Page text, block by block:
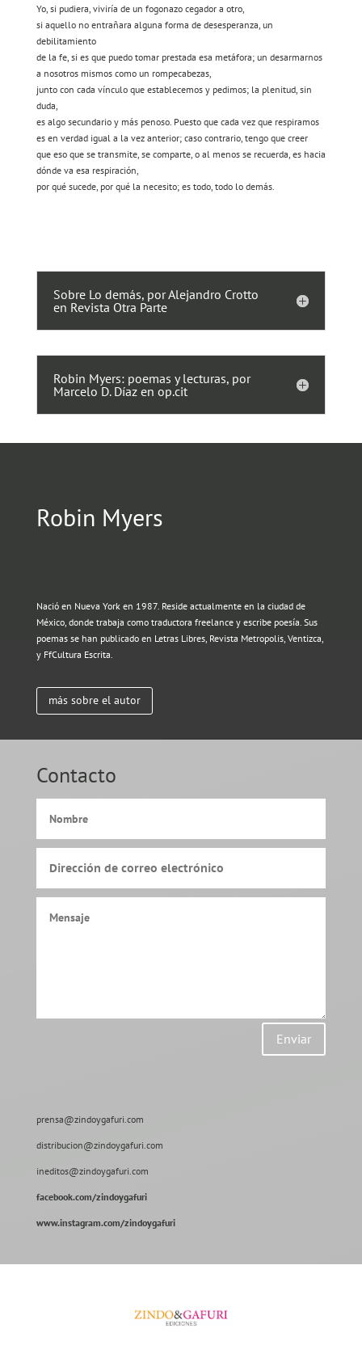
Yo, si pudiera, viviría de un fogonazo cegador a otro,
si aquello no entrañara alguna forma de desesperanza, un
debilitamiento
de la fe, si es que puedo tomar prestada esa metáfora; un desarmarnos
a nosotros mismos como un rompecabezas,
junto con cada vínculo que establecemos y pedimos; la plenitud, sin
duda,
es algo secundario y más penoso. Puesto que cada vez que respiramos
es en verdad igual a la vez anterior; caso contrario, tengo que creer
que eso que se transmite, se comparte, o al menos se recuerda, es hacia
dónde va esa respiración,
por qué sucede, por qué la necesito; es todo, todo lo demás.
Sobre Lo demás, por Alejandro Crotto
en Revista Otra Parte
Robin Myers: poemas y lecturas, por
Marcelo D. Díaz en op.cit
Robin Myers
Nació en Nueva York en 1987. Reside actualmente en la ciudad de
México, donde trabaja como traductora freelance y escribe poesía. Sus
poemas se han publicado en Letras Libres, Revista Metropolis, Ventizca,
y FfCultura Escrita.
más sobre el autor
Contacto
Enviar
prensa@zindoygafuri.com
distribucion@zindoygafuri.com
ineditos@zindoygafuri.com
facebook.com/zindoygafuri
www.instagram.com/zindoygafuri